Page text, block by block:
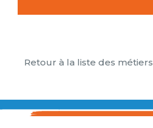
Retour à la liste des métiers